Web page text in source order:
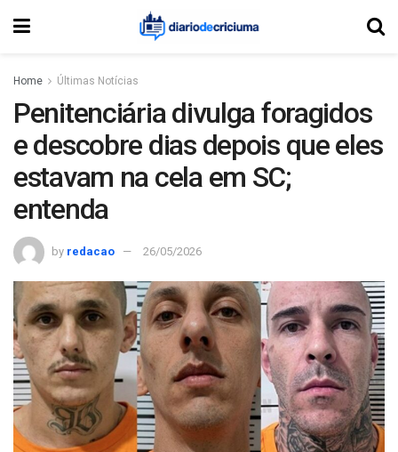
Home Últimas Notícias
Penitenciária divulga foragidos
e descobre dias depois que eles
estavam na cela em SC;
entenda
by redacao 26/05/2026